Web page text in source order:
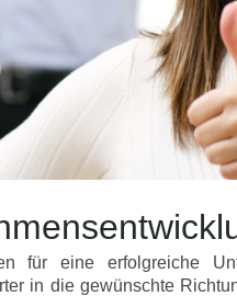
für eine erfolgreiche
in die gewünschte